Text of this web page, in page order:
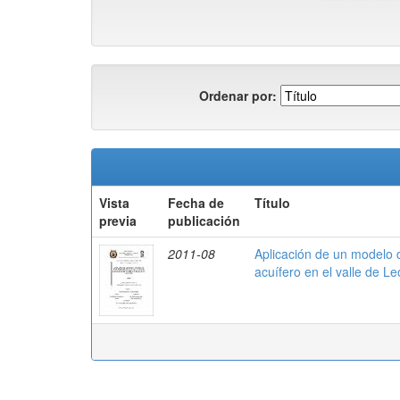
Ordenar por:
Vista
previa
Fecha de
publicación
Título
2011-08
Aplicación de un modelo
acuífero en el valle de